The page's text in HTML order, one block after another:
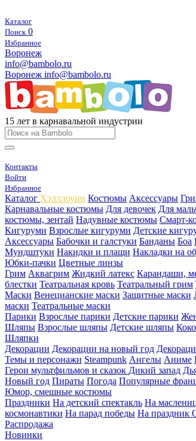
Каталог
Поиск 0
Избранное
Воронеж
info@bambolo.ru
Воронеж info@bambolo.ru
15 лет в карнавальной индустрии
Контакты
Войти
Избранное
Каталог Хэлллоуин Костюмы Аксессуары
Карнавальные костюмы Для девочек Для
костюмы, зентай Надувные костюмы Смарт-
Кигуруми Взрослые кигуруми Детские
Аксессуары Бабочки и галстуки Банданы Боа
Мундштуки Накидки и плащи Накладки на
Юбки-пачки Цветные линзы
Грим Аквагрим Жидкий латекс Карандаши,
блестки Театральная кровь Театральный грим
Маски Венецианские маски Защитные маски
маски Театральные маски
Парики Взрослые парики Детские парики
Шляпы Взрослые шляпы Детские шляпы
Шляпки
Декорации Декорации на новый год
Темы и персонажи Steampunk Ангелы Аниме
Герои мультфильмов и сказок Дикий запад
Новый год Пираты Погода Популярные
Юмор, смешные костюмы
Праздники На детский спектакль На
космонавтики На парад победы На праздник
Распродажа
Новинки